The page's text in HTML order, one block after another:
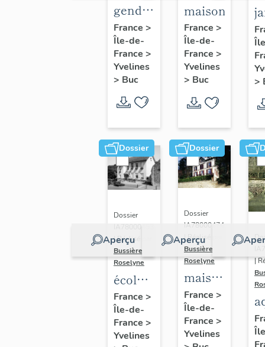
gendarmerie,
actuellement
immeuble
France >
Île-de-
France >
Yvelines
> Buc
maison
France >
Île-de-
France >
Yvelines
> Buc
>
Dossier
Aperçu
Dossier
| Réalisé par
Bussière
Roselyne
école
primaire
de
filles,
France >
Île-de-
France >
Yvelines
Dossier
Aperçu
Dossier
IA78000474
| Réalisé par
Bussière
Roselyne
maison
dite
villa
Saint
Marie
France >
Île-de-
France >
Yvelines
|